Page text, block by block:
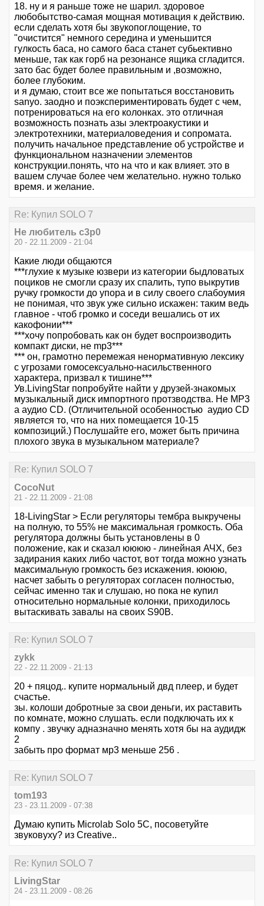
18. ну и я раньше тоже не шарил. здоровое
любобытство-самая мощная мотивация к действию.
если сделать хотя бы звукопоглощение, то
"очистится" немного середина и уменьшится
гулкость баса, но самого баса станет субьективно
меньше, так как горб на резонансе ящика сгладится.
зато бас будет более правильным и ,возможно,
более глубоким.
и я думаю, стоит все же попытаться восстановить
sanyo. заодно и поэкспериментировать будет с чем,
потренироваться на его колонках. это отличная
возможность познать азы электроакустики и
электротехники, материаловедения и сопромата.
получить начальное представление об устройстве и
функциональном назначении элементов
конструкции.понять, что на что и как влияет. это в
вашем случае более чем желательно. нужно только
время. и желание.
Re: Купил SOLO 7
Не любитель c3p0
20 - 22.11.2009 - 21:04
Какие люди общаются
***глухие к музыке юзвери из категории быдловатых
поциков не смогли сразу их спалить, тупо выкрутив
ручку громкости до упора и в силу своего слабоумия
не понимая, что звук уже сильно искажен: таким ведь
главное - чтоб громко и соседи вешались от их
какофонии***
***хочу попробовать как он будет воспроизводить
компакт диски, не mp3***
*** он, грамотно перемежая ненормативную лексику
с угрозами гомосексуально-насильственного
характера, призвал к тишине***
Ув.LivingStar попробуйте найти у друзей-знакомых
музыкальный диск импортного протзводства. Не МР3
а аудио CD. (Отличительной особенностью аудио CD
является то, что на них помещается 10-15
композиций.) Послушайте его, может быть причина
плохого звука в музыкальном материале?
Re: Купил SOLO 7
CocoNut
21 - 22.11.2009 - 21:08
18-LivingStar > Если регуляторы тембра выкручены
на полную, то 55% не максимальная громкость. Оба
регулятора должны быть установлены в 0
положение, как и сказал юююю - линейная АЧХ, без
задирания каких либо частот, вот тогда можно узнать
максимальную громкость без искажения. юююю,
насчет забыть о регуляторах согласен полностью,
сейчас именно так и слушаю, но пока не купил
относительно нормальные колонки, приходилось
вытаскивать завалы на своих S90В.
Re: Купил SOLO 7
zykk
22 - 22.11.2009 - 21:13
20 + пяцод.. купите нормальный двд плеер, и будет
счастье.
зы. колоши добротные за свои деньги, их раставить
по комнате, можно слушать. если подключать их к
компу . звучку адназначно менять хотя бы на аудидж
2
забыть про формат мр3 меньше 256 .
Re: Купил SOLO 7
tom193
23 - 23.11.2009 - 07:38
Думаю купить Microlab Solo 5C, посоветуйте
звуковуху? из Creative..
Re: Купил SOLO 7
LivingStar
24 - 23.11.2009 - 08:26